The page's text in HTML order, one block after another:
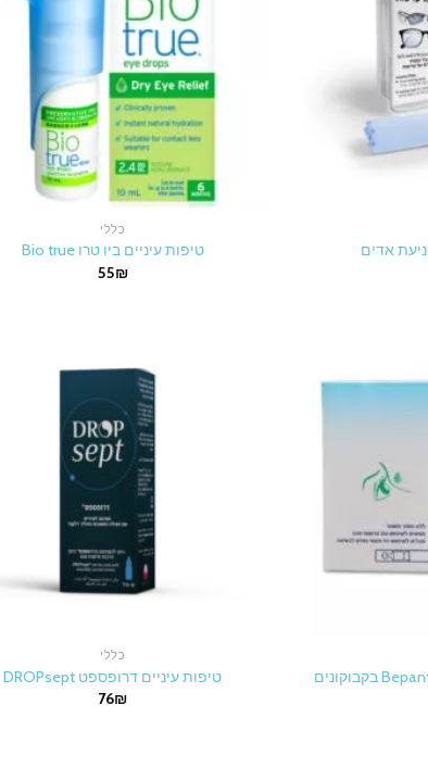
כללי
טיפות עיניים ביו טרו Bio true
55₪
כללי
טיפות עיניים דרופספט DROPsept
76₪